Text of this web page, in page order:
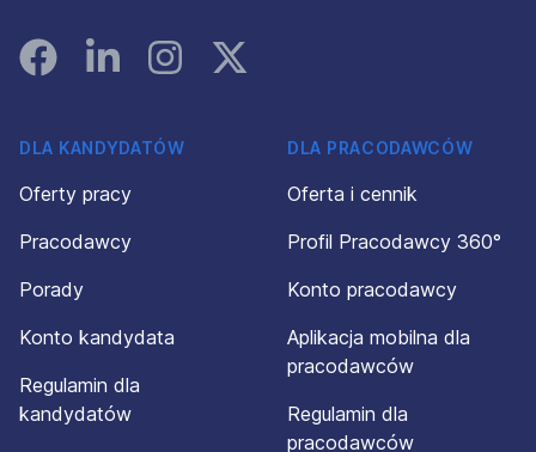
FacebookLinked InInstagramInstagram
DLA KANDYDATÓW
Oferty pracy
Pracodawcy
Porady
Konto kandydata
Regulamin dla
kandydatów
DLA PRACODAWCÓW
Oferta i cennik
Profil Pracodawcy 360°
Konto pracodawcy
Aplikacja mobilna dla
pracodawców
Regulamin dla
pracodawców